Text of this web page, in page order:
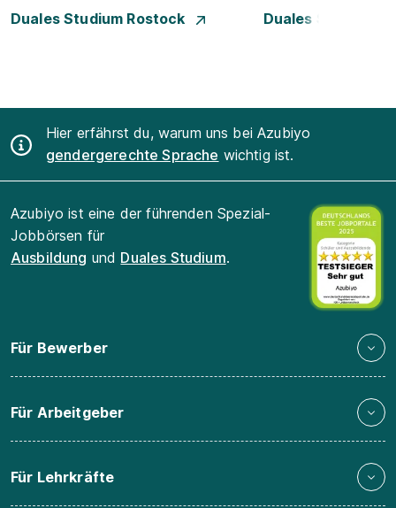
Duales Studium Rostock
Duales Studium
Hier erfährst du, warum uns bei Azubiyo
gendergerechte Sprache wichtig ist.
Azubiyo ist eine der führenden Spezial-
Jobbörsen für
Ausbildung und Duales Studium.
Für Bewerber
Für Arbeitgeber
Für Lehrkräfte